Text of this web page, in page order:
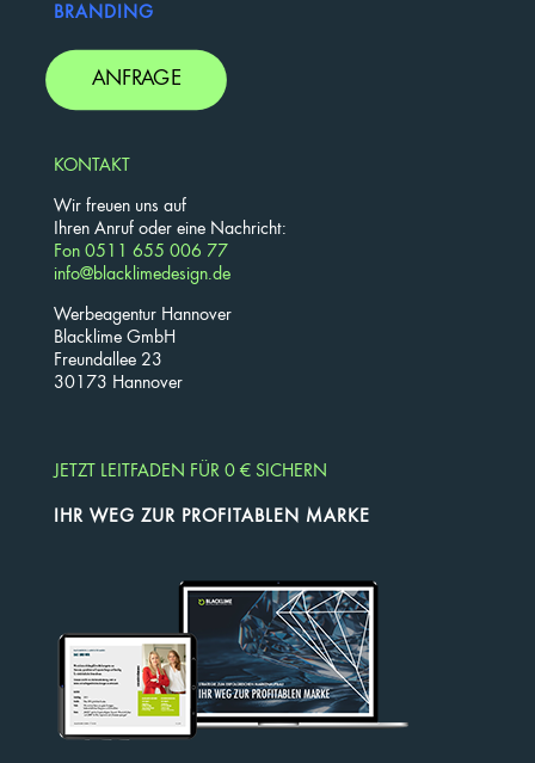
BRANDING
ANFRAGE
KONTAKT
Wir freuen uns auf
Ihren Anruf oder eine Nachricht:
Fon 0511 655 006 77
info@blacklimedesign.de
Werbeagentur Hannover
Blacklime GmbH
Freundallee 23
30173 Hannover
JETZT LEITFADEN FÜR 0 € SICHERN
IHR WEG ZUR PROFITABLEN MARKE